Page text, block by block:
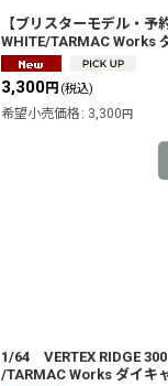
【ブリスターモデル・
WHITE/TARMAC Works
3,300円 (税込)
希望小売価格 : 3,300円
1/64 VERTEX RIDGE
/TARMAC Works ダイキ